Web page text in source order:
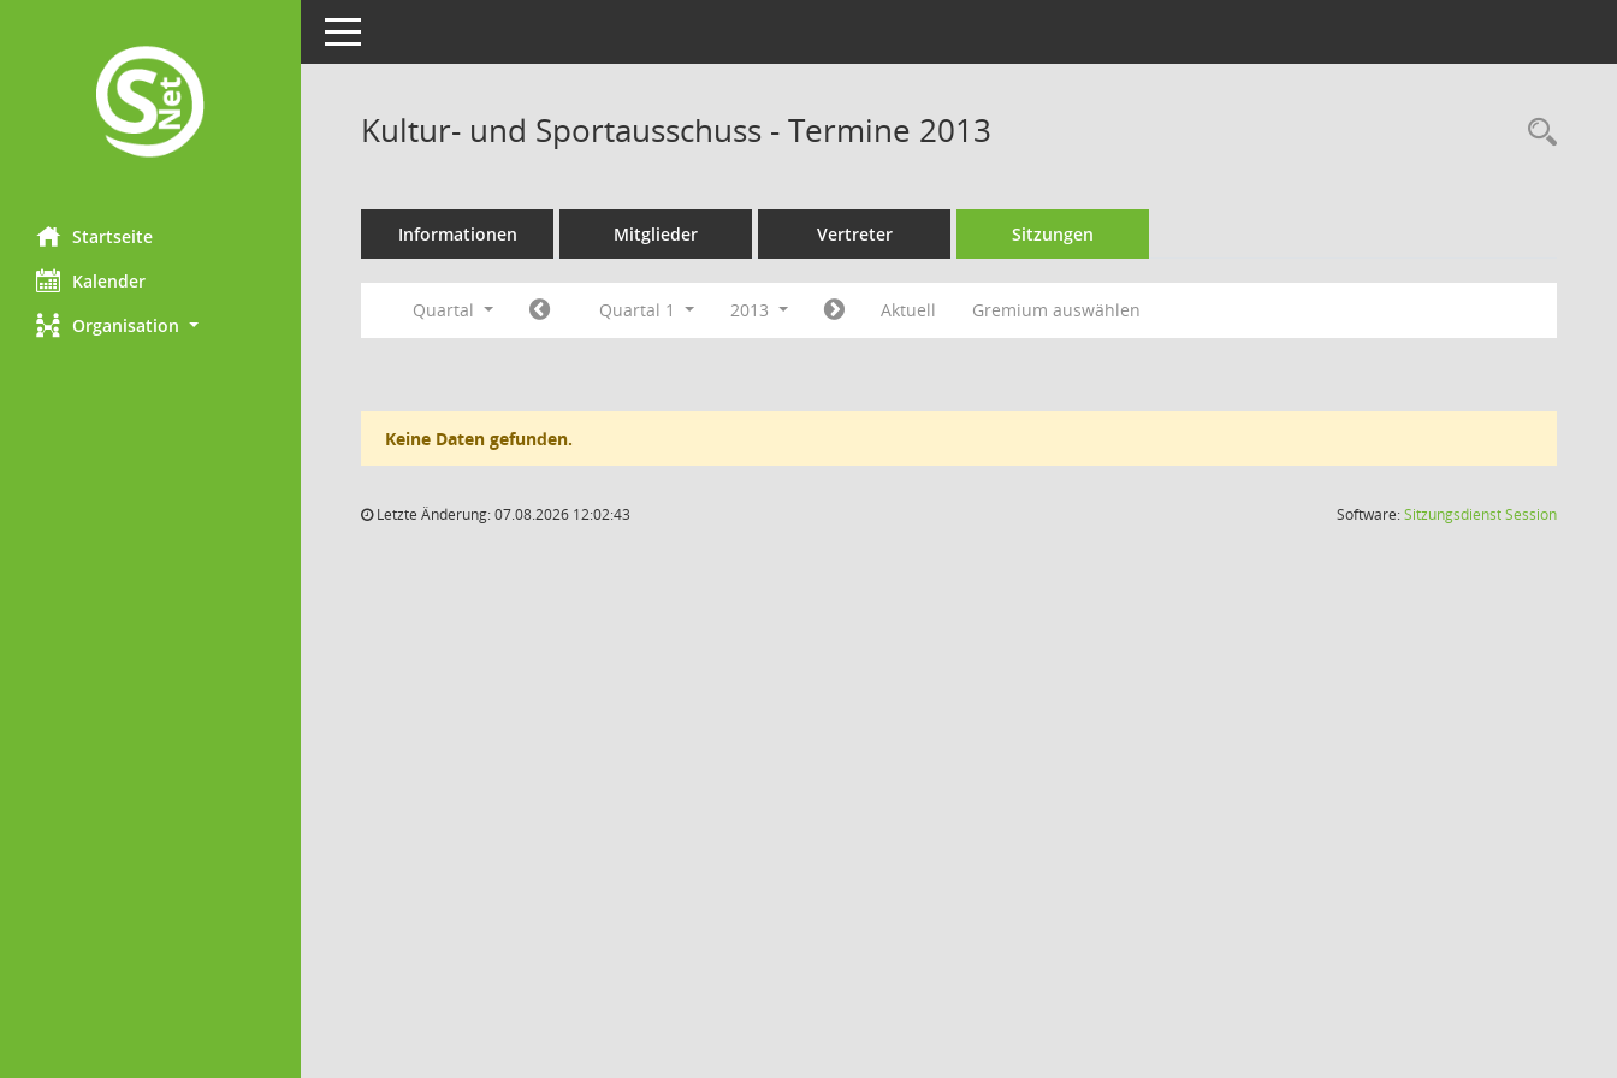
Startseite
Kalender
Organisation
Toggle navigation
Kultur- und Sportausschuss - Termine 2013
Informationen Mitglieder Vertreter Sitzungen
Quartal Quartal 1 2013 Aktuell Gremium auswählen
Keine Daten gefunden.
Letzte Änderung: 07.08.2026 12:02:43 Software:SitzungsdienstSession(Wird in